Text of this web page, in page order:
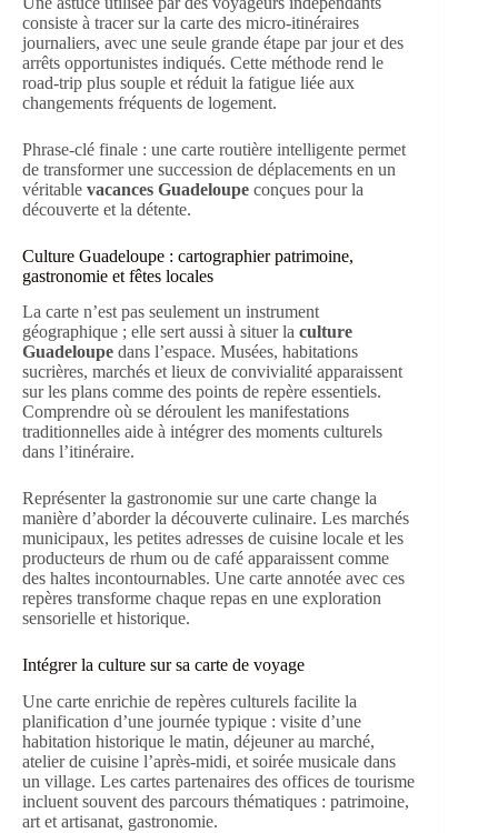
consiste à tracer sur la carte des micro-itinéraires
journaliers, avec une seule grande étape par jour et des
arrêts opportunistes indiqués. Cette méthode rend le
road-trip plus souple et réduit la fatigue liée aux
changements fréquents de logement.
Phrase-clé finale : une carte routière intelligente permet
de transformer une succession de déplacements en un
véritable vacances Guadeloupe conçues pour la
découverte et la détente.
Culture Guadeloupe : cartographier patrimoine,
gastronomie et fêtes locales
La carte n’est pas seulement un instrument
géographique ; elle sert aussi à situer la culture
Guadeloupe dans l’espace. Musées, habitations
sucrières, marchés et lieux de convivialité apparaissent
sur les plans comme des points de repère essentiels.
Comprendre où se déroulent les manifestations
traditionnelles aide à intégrer des moments culturels
dans l’itinéraire.
Représenter la gastronomie sur une carte change la
manière d’aborder la découverte culinaire. Les marchés
municipaux, les petites adresses de cuisine locale et les
producteurs de rhum ou de café apparaissent comme
des haltes incontournables. Une carte annotée avec ces
repères transforme chaque repas en une exploration
sensorielle et historique.
Intégrer la culture sur sa carte de voyage
Une carte enrichie de repères culturels facilite la
planification d’une journée typique : visite d’une
habitation historique le matin, déjeuner au marché,
atelier de cuisine l’après-midi, et soirée musicale dans
un village. Les cartes partenaires des offices de tourisme
incluent souvent des parcours thématiques : patrimoine,
art et artisanat, gastronomie.